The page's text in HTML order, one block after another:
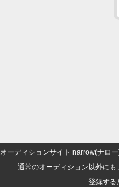
オーディションサイト narrow(ナロ
通常のオーディション以外に
登録する